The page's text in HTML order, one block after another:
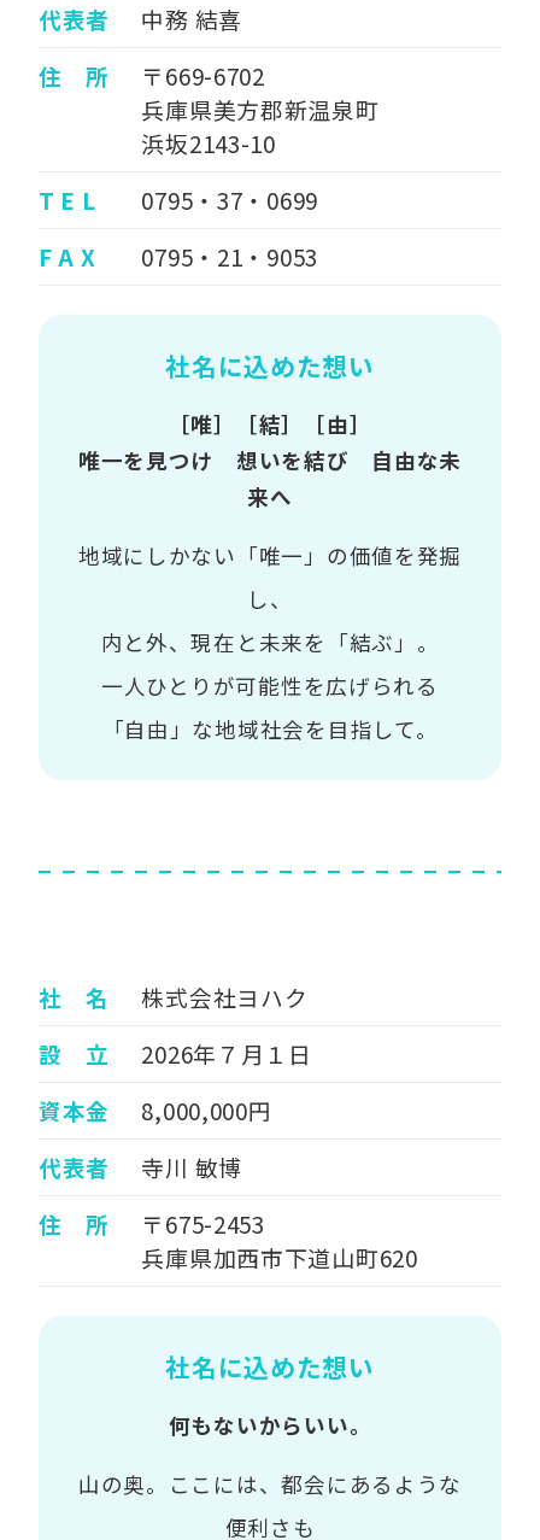
代表者
中務 結喜
住 所
〒669-6702
兵庫県美方郡新温泉町
浜坂2143-10
T E L
0795・37・0699
F A X
0795・21・9053
社名に込めた想い
［唯］［結］［由］
唯一を見つけ 想いを結び 自由な未
来へ
地域にしかない「唯一」の価値を発掘
し、
内と外、現在と未来を「結ぶ」。
一人ひとりが可能性を広げられる
「自由」な地域社会を目指して。
社 名
株式会社ヨハク
設 立
2026年７月１日
資本金
8,000,000円
代表者
寺川 敏博
住 所
〒675-2453
兵庫県加西市下道山町620
社名に込めた想い
何もないからいい。
山の奥。ここには、都会にあるような
便利さも